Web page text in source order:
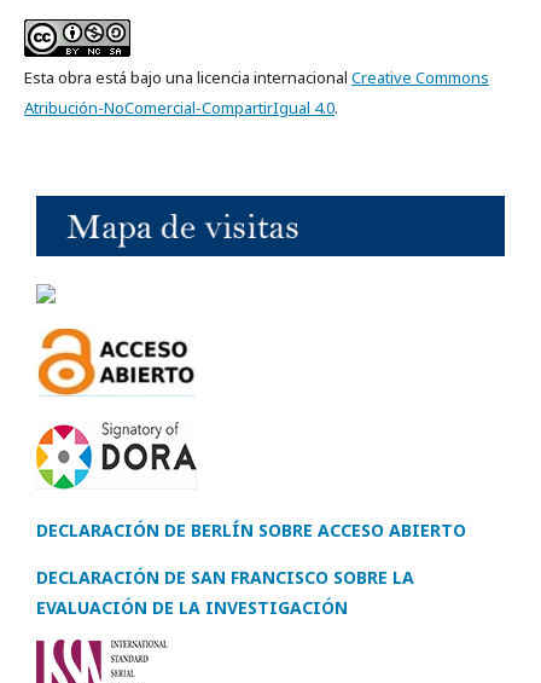
Esta obra está bajo una licencia internacional Creative Commons
Atribución-NoComercial-CompartirIgual 4.0.
DECLARACIÓN DE BERLÍN SOBRE ACCESO ABIERTO
DECLARACIÓN DE SAN FRANCISCO SOBRE LA
EVALUACIÓN DE LA INVESTIGACIÓN